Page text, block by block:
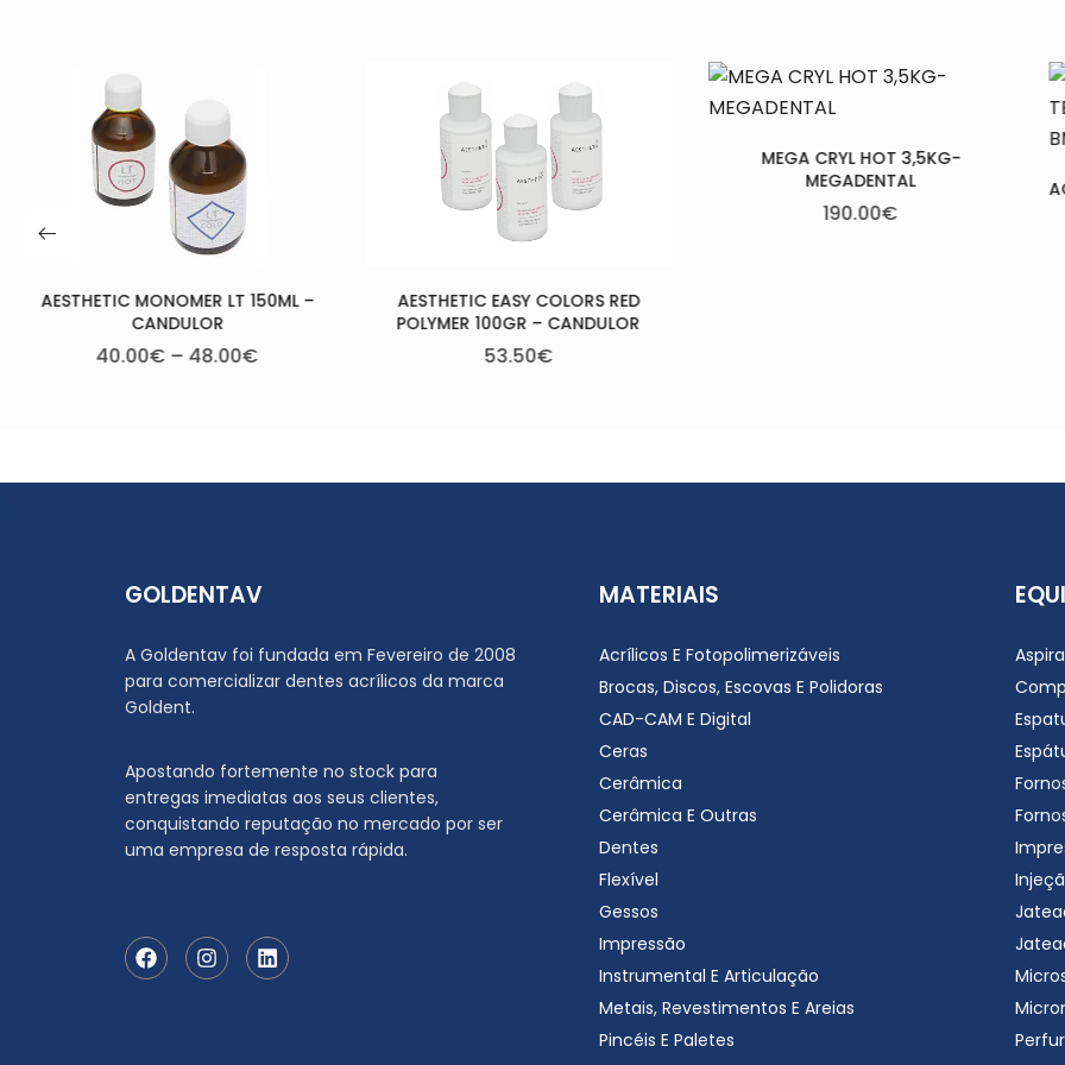
AESTHETIC EASY COLORS RED
POLYMER 100GR – CANDULOR
53.50
MEGA CRYL HOT 3,5KG-
MEGADENTAL
190.00
ACRÍLICO TERMOPOLIMERIZÁVEL
GOLDENTAV
A Goldentav foi fundada em Fevereiro de 2008
para comercializar dentes acrílicos da marca
Goldent.
Apostando fortemente no stock para
entregas imediatas aos seus clientes,
conquistando reputação no mercado por ser
uma empresa de resposta rápida.
MATERIAIS
Acrílicos E Fotopolimerizáveis
Brocas, Discos, Escovas E Polidoras
CAD-CAM E Digital
Ceras
Cerâmica
Cerâmica E Outras
Dentes
Flexível
Gessos
Impressão
Instrumental E Articulação
Metais, Revestimentos E Areias
Pincéis E Paletes